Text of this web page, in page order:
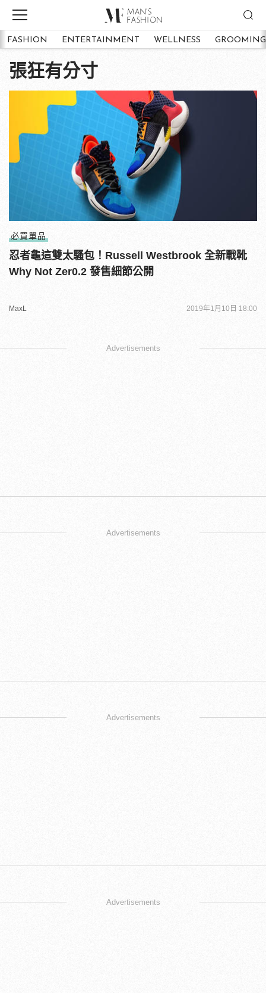
FASHION ENTERTAINMENT WELLNESS GROOMING
張狂有分寸
必買單品
忍者龜這雙太騷包！Russell Westbrook 全新戰靴
Why Not Zer0.2 發售細節公開
MaxL 2019年1月10日 18:00
Advertisements
Advertisements
Advertisements
Advertisements